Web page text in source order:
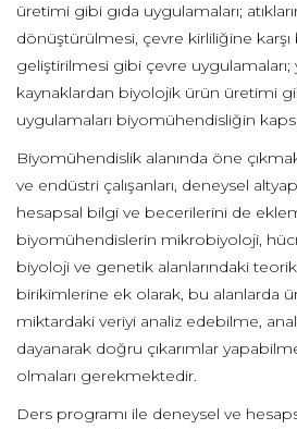
üretimi gibi gıda uygulamaları;
dönüştürülmesi, çevre kirliliğine
geliştirilmesi gibi çevre
kaynaklardan biyolojik ürün üretimi
uygulamaları biyomühendisliğin
Biyomühendislik alanında öne
ve endüstri çalışanları, deneysel
hesapsal bilgi ve becerilerini de
biyomühendislerin mikrobiyoloji,
biyoloji ve genetik alanlarındaki
birikimlerine ek olarak, bu alanlarda
miktardaki veriyi analiz edebilme,
dayanarak doğru çıkarımlar
olmaları gerekmektedir.
Ders programı ile deneysel ve